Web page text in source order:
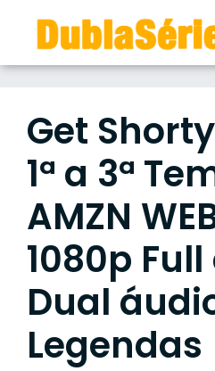
content
Get
1ª a 3ª
AMZN
1080p
Dual
Legendas